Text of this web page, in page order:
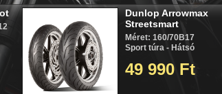
Dunlop Arrowmax
Streetsmart
Méret: 160/70B17
Sport túra - Hátsó
49 990 Ft